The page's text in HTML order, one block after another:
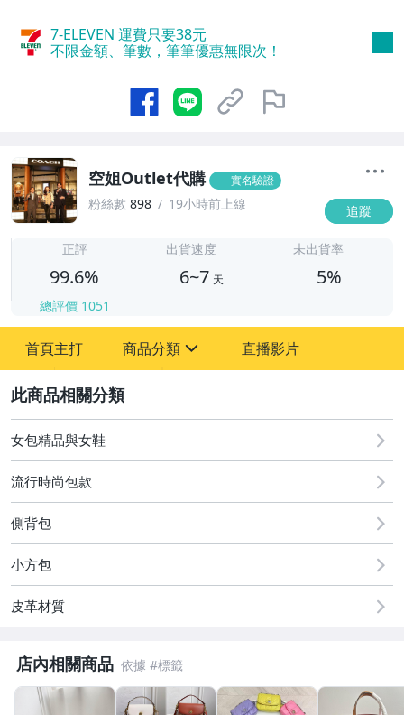
7-ELEVEN 運費只要38元
不限金額、筆數，筆筆優惠無限次！
空姐Outlet代購 實名驗證
粉絲數 898 19小時前上線 追蹤
正評
99.6%
總評價 1051
出貨速度
6~7 天
未出貨率
5%
首頁主打 商品分類
原創設計良品
男性精品與服飾
女包精品與女鞋
直播影片
女包精品與女鞋
流行時尚包款
側背包
小方包
皮革材質
店內相關商品